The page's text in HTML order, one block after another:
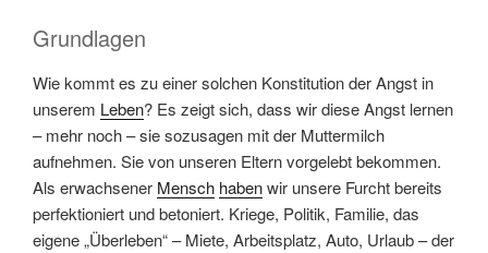
Grundlagen
Wie kommt es zu einer solchen Konstitution der Angst in
unserem Leben? Es zeigt sich, dass wir diese Angst lernen
– mehr noch – sie sozusagen mit der Muttermilch
aufnehmen. Sie von unseren Eltern vorgelebt bekommen.
Als erwachsener Mensch habenwir unsere Furcht bereits
perfektioniert und betoniert. Kriege, Politik, Familie, das
eigene „Überleben“ – Miete, Arbeitsplatz, Auto, Urlaub – der